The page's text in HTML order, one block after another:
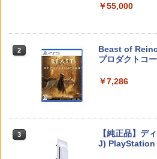
[メール便OK]
￥750
￥750
PS5 縦置きス
【メール便】 |
イステーショ
3
【
セミハードカ
￥8,044
2 スプラトゥー
3 Nintendo
￥55,000
2
Beast of
プロダクトコ
￥7,286
3
【純正品】デ
J) PlayStation